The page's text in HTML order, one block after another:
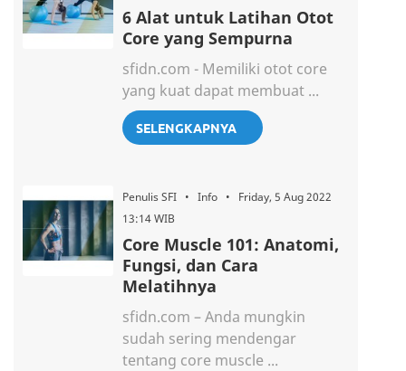
6 Alat untuk Latihan Otot
Core yang Sempurna
sfidn.com - Memiliki otot core
yang kuat dapat membuat ...
SELENGKAPNYA
Penulis SFI • Info • Friday, 5 Aug 2022
13:14 WIB
Core Muscle 101: Anatomi,
Fungsi, dan Cara
Melatihnya
sfidn.com – Anda mungkin
sudah sering mendengar
tentang core muscle ...